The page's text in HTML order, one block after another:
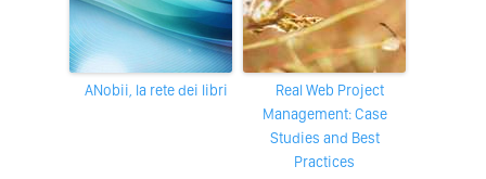
aNobii, la rete dei libri
Real Web Project
Management: Case
Studies and Best
Practices